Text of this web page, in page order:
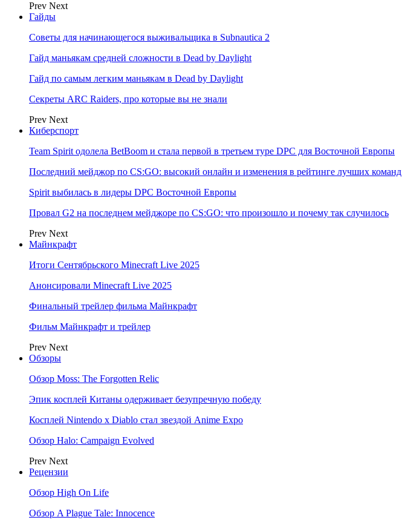
Prev Next
Гайды
Советы для начинающегося выживальщика в Subnautica 2
Гайд маньякам средней сложности в Dead by Daylight
Гайд по самым легким маньякам в Dead by Daylight
Секреты ARC Raiders, про которые вы не знали
Prev Next
Киберспорт
Team Spirit одолела BetBoom и стала первой в третьем туре DPC для Восточной Европы
Последний мейджор по CS:GO: высокий онлайн и изменения в рейтинге лучших команд
Spirit выбилась в лидеры DPC Восточной Европы
Провал G2 на последнем мейджоре по CS:GO: что произошло и почему так случилось
Prev Next
Майнкрафт
Итоги Сентябрьского Minecraft Live 2025
Анонсировали Minecraft Live 2025
Финальный трейлер фильма Майнкрафт
Фильм Майнкрафт и трейлер
Prev Next
Обзоры
Обзор Moss: The Forgotten Relic
Эпик косплей Китаны одерживает безупречную победу
Косплей Nintendo x Diablo стал звездой Anime Expo
Обзор Halo: Campaign Evolved
Prev Next
Рецензии
Обзор High On Life
Обзор A Plague Tale: Innocence